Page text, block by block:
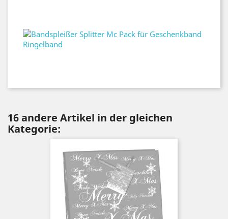
16 andere Artikel in der gleichen
Kategorie: